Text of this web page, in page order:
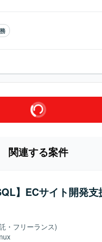
関連する案件
】ECサイト開発
・フリーランス)